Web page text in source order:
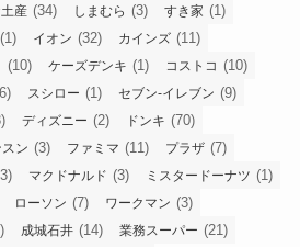
産 (34) しまむら (3) すき家 (1)
(1) イオン (32) カインズ (11)
(10) ケーズデンキ (1) コストコ (10)
スシロー (1) セブン-イレブン (9)
ディズニー (2) ドンキ (70)
ン (3) ファミマ (11) プラザ (7)
マクドナルド (3) ミスタードーナツ (1)
ローソン (7) ワークマン (3)
成城石井 (14) 業務スーパー (21)